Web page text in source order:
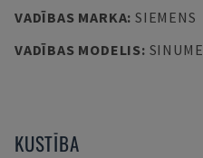
VADĪBAS MARKA: SIEMENS
VADĪBAS MODELIS:
KUSTĪBA